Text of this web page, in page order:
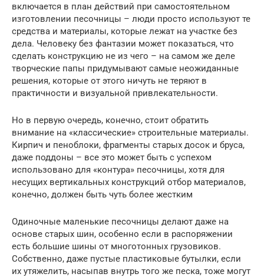
включается в план действий при самостоятельном
изготовлении песочницы – люди просто используют те
средства и материалы, которые лежат на участке без
дела. Человеку без фантазии может показаться, что
сделать конструкцию не из чего – на самом же деле
творческие папы придумывают самые неожиданные
решения, которые от этого ничуть не теряют в
практичности и визуальной привлекательности.
Но в первую очередь, конечно, стоит обратить
внимание на «классические» строительные материалы.
Кирпич и пеноблоки, фрагменты старых досок и бруса,
даже поддоны – все это может быть с успехом
использовано для «контура» песочницы, хотя для
несущих вертикальных конструкций отбор материалов,
конечно, должен быть чуть более жестким
Одиночные маленькие песочницы делают даже на
основе старых шин, особенно если в распоряжении
есть большие шины от многотонных грузовиков.
Собственно, даже пустые пластиковые бутылки, если
их утяжелить, насыпав внутрь того же песка, тоже могут